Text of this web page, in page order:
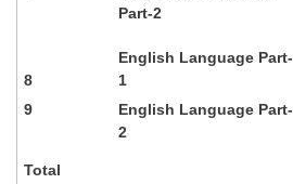
Part-2
8
9
English Language Part-
1
English Language Part-
2
Total